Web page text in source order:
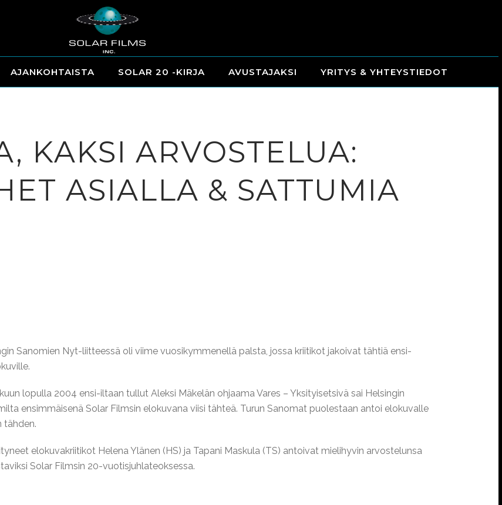
AJANKOHTAISTA SOLAR 20 -KIRJA AVUSTAJAKSI YRITYS & YHTEYSTIEDOT
KAKSI ARVOSTELUA:
ASIALLA & SATTUMIA
Sanomien Nyt-liitteessä oli viime vuosikymmenellä palsta, jossa kriitikot jakoivat tähtiä ensi-
lopulla 2004 ensi-iltaan tullut Aleksi Mäkelän ohjaama Vares – Yksityisetsivä sai Helsingin
ensimmäisenä Solar Filmsin elokuvana viisi tähteä. Turun Sanomat puolestaan antoi elokuvalle
tähden.
elokuvakriitikot Helena Ylänen (HS) ja Tapani Maskula (TS) antoivat mielihyvin arvostelunsa
Solar Filmsin 20-vuotisjuhlateoksessa.